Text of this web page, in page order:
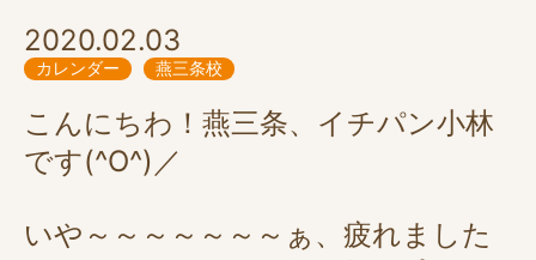
2020.02.03
カレンダー 燕三条校
こんにちわ！燕三条、イチパン小林
です(^O^)／
いや～～～～～～～ぁ、疲れました